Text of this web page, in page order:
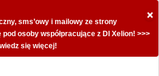
×
sms’owy i mailowy ze strony
osoby współpracujące z DI Xelion! >>>
się więcej!